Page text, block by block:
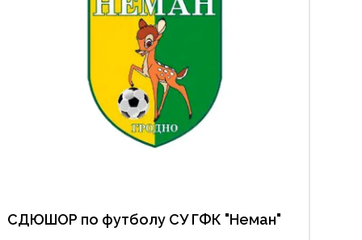
СДЮШОР по футболу СУ ГФК "Неман"